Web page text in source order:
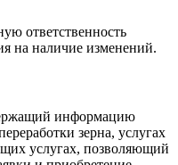
ответственность
на наличие изменений.
информацию
зерна, услугах
услугах, позволяющий